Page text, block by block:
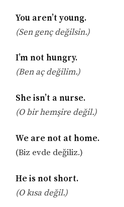
You aren’t young.
(Sen genç değilsin.)
I’m not hungry.
(Ben aç değilim.)
She isn’t a nurse.
(O bir hemşire değil.)
We are not at home.
(Biz evde değiliz.)
He is not short.
(O kısa değil.)